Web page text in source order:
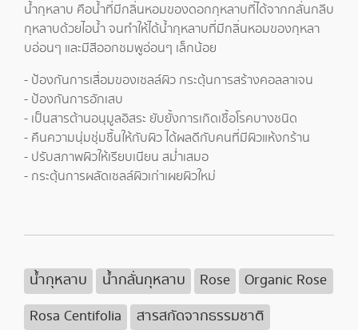
น้ำกุหลาบ คือน้ำที่มีกลิ่นหอมของดอกกุหลาบที่ได้จากกลั่นกลีบ
กุหลาบด้วยไอน้ำ จนทำให้ได้น้ำกุหลาบที่มีกลิ่นหอมของกุหลา
บอ่อนๆ และมีสีออกชมพูอ่อนๆ เล็กน้อย
- ป้องกันการเสื่อมของเซลล์ผิว กระตุ้นการสร้างคอลลาเจน
- ป้องกันการอักเสบ
- เป็นสารต้านอนุมูลอิสระ ยับยั้งการเกิดเชื้อโรคบางชนิด
- คืนความนุ่มชุ่มชื้นให้กับผิว ได้ผลดีกับคนที่มีผิวแห้งกร้าน
- ปรับสภาพผิวให้เรียบเนียน สม่ำเสมอ
- กระตุ้นการผลัดเซลล์ผิวเก่าเผยผิวใหม่
น้ำกุหลาบ น้ำกลั่นกุหลาบ Rose
Organic Rose
Rosa Centifolia
สารสกัดจากธรรมชาติ